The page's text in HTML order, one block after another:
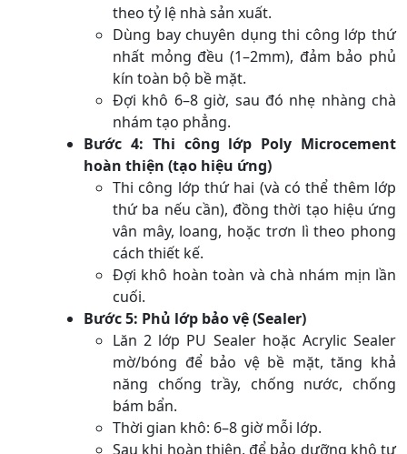
theo tỷ lệ nhà sản xuất.
Dùng bay chuyên dụng thi công lớp thứ
nhất mỏng đều (1–2mm), đảm bảo phủ
kín toàn bộ bề mặt.
Đợi khô 6–8 giờ, sau đó nhẹ nhàng chà
nhám tạo phẳng.
Bước 4: Thi công lớp Poly Microcement
hoàn thiện (tạo hiệu ứng)
Thi công lớp thứ hai (và có thể thêm lớp
thứ ba nếu cần), đồng thời tạo hiệu ứng
vân mây, loang, hoặc trơn lì theo phong
cách thiết kế.
Đợi khô hoàn toàn và chà nhám mịn lần
cuối.
Bước 5: Phủ lớp bảo vệ (Sealer)
Lăn 2 lớp PU Sealer hoặc Acrylic Sealer
mờ/bóng để bảo vệ bề mặt, tăng khả
năng chống trầy, chống nước, chống
bám bẩn.
Thời gian khô: 6–8 giờ mỗi lớp.
Sau khi hoàn thiện, để bảo dưỡng khô tự